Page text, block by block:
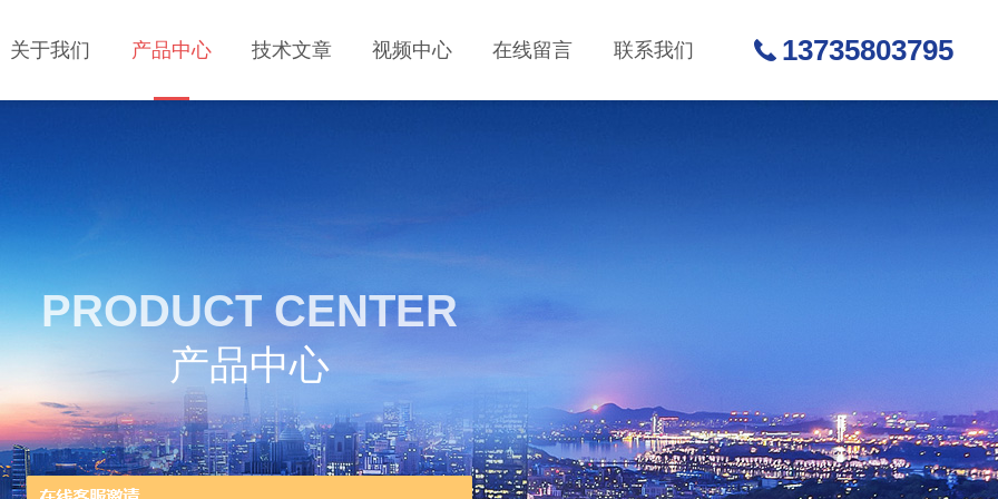
关于我们 产品中心 技术文章 视频中心 在线留言 联系我们 13735803795
PRODUCT CENTER
产品中心